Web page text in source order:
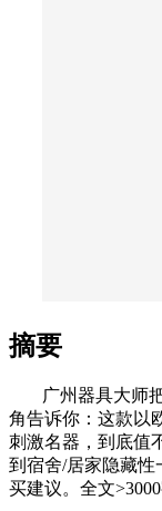
摘要
广州器具大师
角告诉你：这款以
刺激名器，到底值
到宿舍/居家隐藏性
买建议。全文